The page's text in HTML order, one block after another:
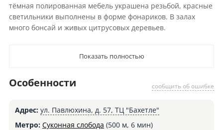
тёмная полированная мебель украшена резьбой, красные
светильники выполнены в форме фонариков. В залах
много бонсай и живых цитрусовых деревьев.
Показать полностью
сообщить об ошибке
Особенности
Адрес: ул. Павлюхина, д. 57, ТЦ "Бахетле"
Метро: Суконная слобода (500 м, 6 мин)